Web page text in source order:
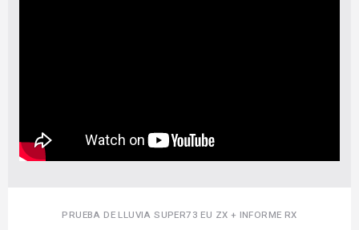
PRUEBA DE LLUVIA SUPER73 EU ZX + INFORME RX